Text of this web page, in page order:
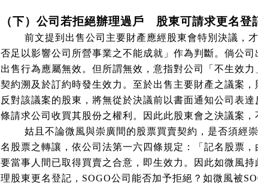
（下）公司若拒絕辦理過戶 股東可請求更名登
前文提到出售公司主要財產應經股東會特別決議，
否足以影響公司所營事業之不能成就」作為判斷。倘公
出售行為應屬無效。但所謂無效，意指對公司「不生效
契約溯及於訂約時發生效力。至於出售主要財產之議案
反對該議案的股東，將無從於決議前以書面通知公司表
條請求公司收買其股份之權利。因此此股東會之決議案
姑且不論微風與崇廣間的股票買賣契約，是否須經
名股票之轉讓， 依公司法第一六四條規定：「 記名股票，
要當事人間已取得買賣之合意，即生效力。因此如微風持
理股東更名登記， SOGO公司能否加予拒絕？如微風被